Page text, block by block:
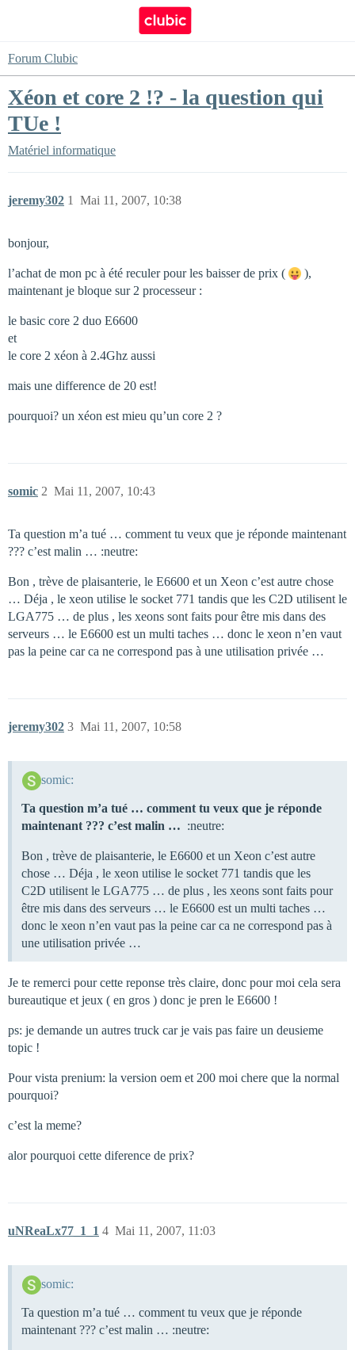
Forum Clubic
Xéon et core 2 !? - la question qui
TUe !
Matériel informatique
jeremy302 Mai 11, 2007, 10:38
1
bonjour,
l’achat de mon pc à été reculer pour les baisser de prix (
),
maintenant je bloque sur 2 processeur :
le basic core 2 duo E6600
et
le core 2 xéon à 2.4Ghz aussi
mais une difference de 20 est!
pourquoi? un xéon est mieu qu’un core 2 ?
somic Mai 11, 2007, 10:43
2
Ta question m’a tué … comment tu veux que je réponde maintenant
??? c’est malin … :neutre:
Bon , trève de plaisanterie, le E6600 et un Xeon c’est autre chose
… Déja , le xeon utilise le socket 771 tandis que les C2D utilisent le
LGA775 … de plus , les xeons sont faits pour être mis dans des
serveurs … le E6600 est un multi taches … donc le xeon n’en vaut
pas la peine car ca ne correspond pas à une utilisation privée …
jeremy302 Mai 11, 2007, 10:58
3
somic:
Ta question m’a tué … comment tu veux que je réponde
maintenant ??? c’est malin … :neutre:
Bon , trève de plaisanterie, le E6600 et un Xeon c’est autre
chose … Déja , le xeon utilise le socket 771 tandis que les
C2D utilisent le LGA775 … de plus , les xeons sont faits pour
être mis dans des serveurs … le E6600 est un multi taches …
donc le xeon n’en vaut pas la peine car ca ne correspond pas à
une utilisation privée …
Je te remerci pour cette reponse très claire, donc pour moi cela sera
bureautique et jeux ( en gros ) donc je pren le E6600 !
ps: je demande un autres truck car je vais pas faire un deusieme
topic !
Pour vista prenium: la version oem et 200 moi chere que la normal
pourquoi?
c’est la meme?
alor pourquoi cette diference de prix?
uNReaLx77_1_1 Mai 11, 2007, 11:03
4
somic:
Ta question m’a tué … comment tu veux que je réponde
maintenant ??? c’est malin … :neutre: